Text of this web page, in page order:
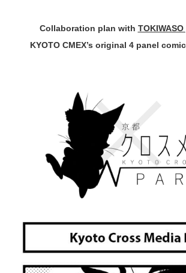
Collaboration plan with
KYOTO CMEX’s original 4 panel